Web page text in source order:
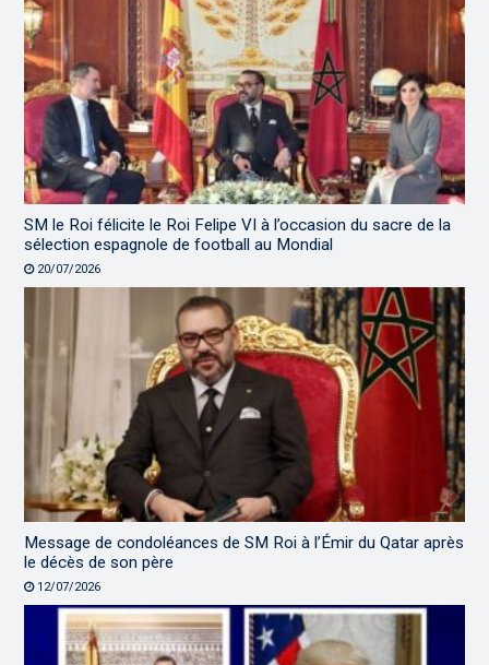
SM le Roi félicite le Roi Felipe VI à l’occasion du sacre de la
sélection espagnole de football au Mondial
20/07/2026
Message de condoléances de SM Roi à l’Émir du Qatar après
le décès de son père
12/07/2026